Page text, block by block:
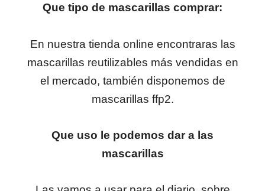
Que tipo de mascarillas comprar:
En nuestra tienda online encontraras las
mascarillas reutilizables más vendidas en
el mercado, también disponemos de
mascarillas ffp2.
Que uso le podemos dar a las
mascarillas